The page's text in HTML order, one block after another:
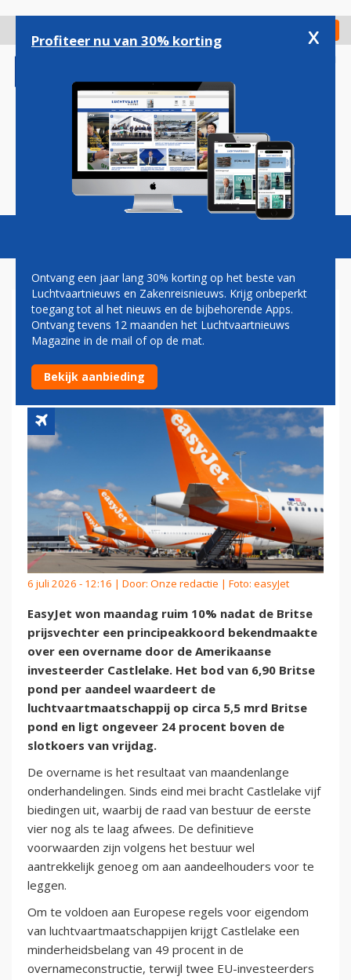
gaan
Check in
Magazine Podcasts Vacatures
AANDEEL EASYJET SCHIET
OMHOOG NA AKKOORD OVER
OVERNAMEBOD
6 juli 2026 - 12:16 | Door: Onze redactie | Foto: easyJet
EasyJet won maandag ruim 10% nadat de Britse
prijsvechter een principeakkoord bekendmaakte
over een overname door de Amerikaanse
investeerder Castlelake. Het bod van 6,90 Britse
pond per aandeel waardeert de
luchtvaartmaatschappij op circa 5,5 mrd Britse
pond en ligt ongeveer 24 procent boven de
slotkoers van vrijdag.
De overname is het resultaat van maandenlange
onderhandelingen. Sinds eind mei bracht Castlelake vijf
biedingen uit, waarbij de raad van bestuur de eerste
vier nog als te laag afwees. De definitieve
voorwaarden zijn volgens het bestuur wel
aantrekkelijk genoeg om aan aandeelhouders voor te
leggen.
Om te voldoen aan Europese regels voor eigendom
van luchtvaartmaatschappijen krijgt Castlelake een
minderheidsbelang van 49 procent in de
overnameconstructie, terwijl twee EU-investeerders
Profiteer nu van 30% korting x
Ontvang een jaar lang 30% korting op het beste van
Luchtvaartnieuws en Zakenreisnieuws. Krijg onbeperkt
toegang tot al het nieuws en de bijbehorende Apps.
Ontvang tevens 12 maanden het Luchtvaartnieuws
Magazine in de mail of op de mat.
Bekijk aanbieding